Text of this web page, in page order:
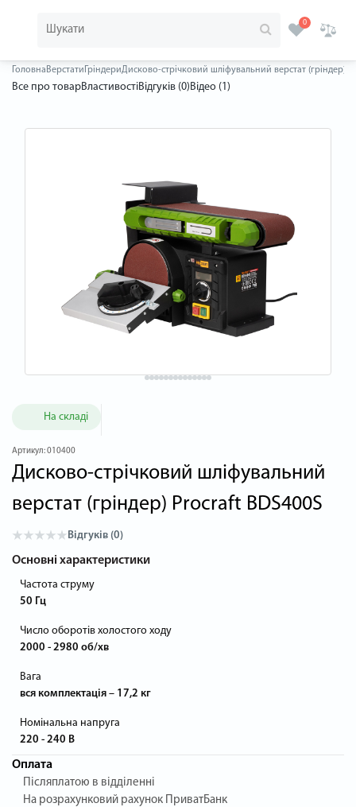
0
Головна Верстати ГріндериДисково-стрічковий шліфувальний верстат (гріндер)
Все про товарВластивостіВідгуків (0)Відео (1)
На складі
Артикул:010400
Дисково-стрічковий шліфувальний
верстат (гріндер) Procraft BDS400S
Відгуків (0)
Основні характеристики
Частота струму
50 Гц
Число оборотів холостого ходу
2000 - 2980 об/хв
Вага
вся комплектація – 17,2 кг
Номінальна напруга
220 - 240 В
Оплата
Післяплатою в відділенні
На розрахунковий рахунок ПриватБанк